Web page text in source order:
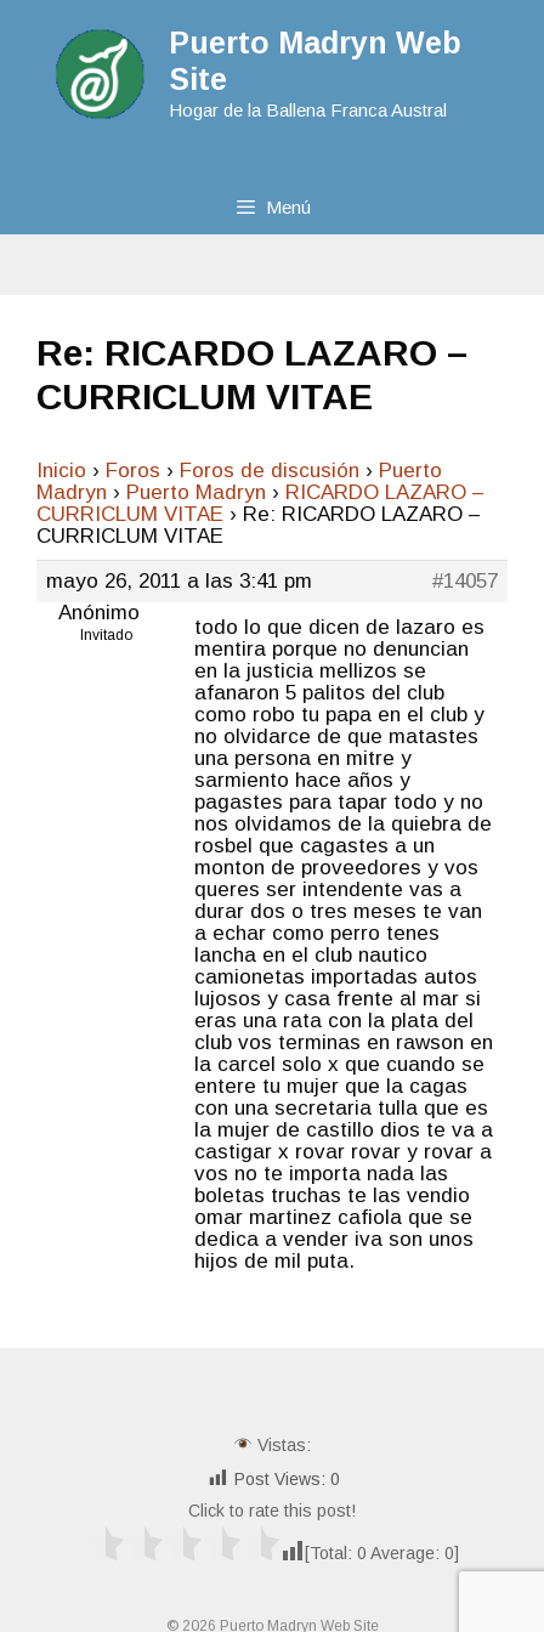
Puerto Madryn Web
Site
Hogar de la Ballena Franca Austral
Menú
Re: RICARDO LAZARO –
CURRICLUM VITAE
Inicio › Foros › Foros de discusión › Puerto
Madryn › Puerto Madryn › RICARDO LAZARO –
CURRICLUM VITAE › Re: RICARDO LAZARO –
CURRICLUM VITAE
mayo 26, 2011 a las 3:41 pm
#14057
Anónimo
Invitado
todo lo que dicen de lazaro es
mentira porque no denuncian
en la justicia mellizos se
afanaron 5 palitos del club
como robo tu papa en el club y
no olvidarce de que matastes
una persona en mitre y
sarmiento hace años y
pagastes para tapar todo y no
nos olvidamos de la quiebra de
rosbel que cagastes a un
monton de proveedores y vos
queres ser intendente vas a
durar dos o tres meses te van
a echar como perro tenes
lancha en el club nautico
camionetas importadas autos
lujosos y casa frente al mar si
eras una rata con la plata del
club vos terminas en rawson en
la carcel solo x que cuando se
entere tu mujer que la cagas
con una secretaria tulla que es
la mujer de castillo dios te va a
castigar x rovar rovar y rovar a
vos no te importa nada las
boletas truchas te las vendio
omar martinez cafiola que se
dedica a vender iva son unos
hijos de mil puta.
Vistas:
Post Views: 0
Click to rate this post!
[Total: 0 Average: 0]
© 2026 Puerto Madryn Web Site